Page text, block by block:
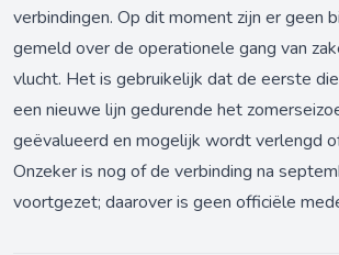
verbindingen. Op dit moment zijn er geen
gemeld over de operationele gang van
vlucht. Het is gebruikelijk dat de eerste
een nieuwe lijn gedurende het
geëvalueerd en mogelijk wordt verlengd
Onzeker is nog of de verbinding na
voortgezet; daarover is geen officiële